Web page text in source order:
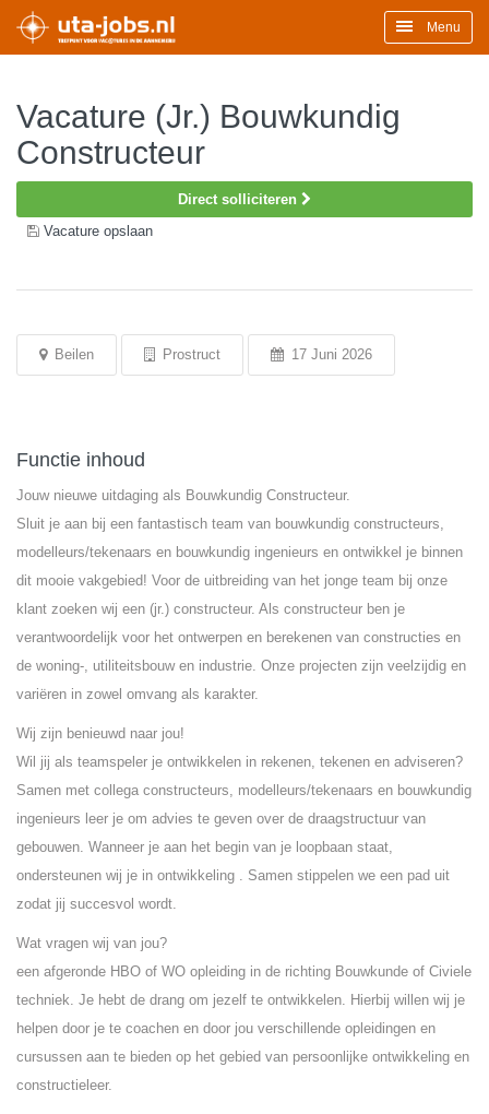
Menu
Vacature (Jr.) Bouwkundig
Constructeur
Direct solliciteren
Vacature opslaan
Beilen Prostruct 17 Juni 2026
Functie inhoud
Jouw nieuwe uitdaging als Bouwkundig Constructeur.
Sluit je aan bij een fantastisch team van bouwkundig constructeurs,
modelleurs/tekenaars en bouwkundig ingenieurs en ontwikkel je binnen
dit mooie vakgebied! Voor de uitbreiding van het jonge team bij onze
klant zoeken wij een (jr.) constructeur. Als constructeur ben je
verantwoordelijk voor het ontwerpen en berekenen van constructies en
de woning-, utiliteitsbouw en industrie. Onze projecten zijn veelzijdig en
variëren in zowel omvang als karakter.
Wij zijn benieuwd naar jou!
Wil jij als teamspeler je ontwikkelen in rekenen, tekenen en adviseren?
Samen met collega constructeurs, modelleurs/tekenaars en bouwkundig
ingenieurs leer je om advies te geven over de draagstructuur van
gebouwen. Wanneer je aan het begin van je loopbaan staat,
ondersteunen wij je in ontwikkeling . Samen stippelen we een pad uit
zodat jij succesvol wordt.
Wat vragen wij van jou?
een afgeronde HBO of WO opleiding in de richting Bouwkunde of Civiele
techniek. Je hebt de drang om jezelf te ontwikkelen. Hierbij willen wij je
helpen door je te coachen en door jou verschillende opleidingen en
cursussen aan te bieden op het gebied van persoonlijke ontwikkeling en
constructieleer.